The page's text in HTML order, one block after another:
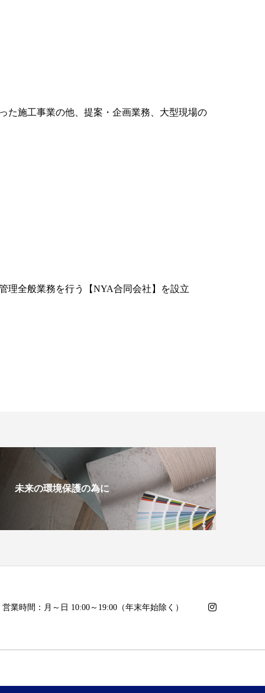
た施工事業の他、提案・企画業務、大型現場の
理全般業務を行う【NYA合同会社】を設立
未来の環境保護の為に
時間：月～日 10:00～19:00（年末年始除く）